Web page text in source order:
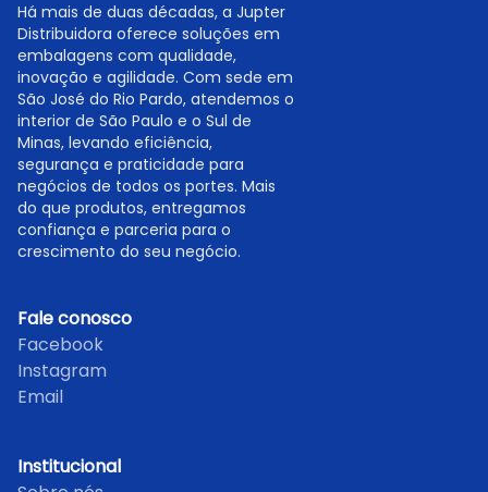
Há mais de duas décadas, a Jupter
Distribuidora oferece soluções em
embalagens com qualidade,
inovação e agilidade. Com sede em
São José do Rio Pardo, atendemos o
interior de São Paulo e o Sul de
Minas, levando eficiência,
segurança e praticidade para
negócios de todos os portes. Mais
do que produtos, entregamos
confiança e parceria para o
crescimento do seu negócio.
Fale conosco
Facebook
Instagram
Email
Institucional